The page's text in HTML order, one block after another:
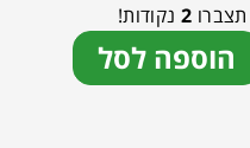
2 נקודות!
הוספה לסל